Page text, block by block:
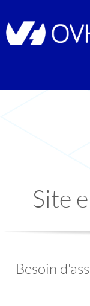
Site
Besoin